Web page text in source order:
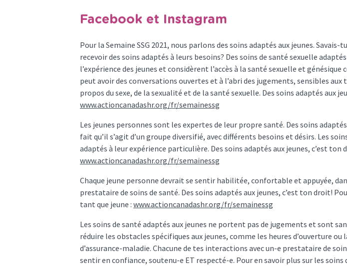
Facebook et Instagram
Pour la Semaine SSG 2021, nous parlons des soins adaptés aux jeunes.
recevoir des soins adaptés à leurs besoins? Des soins de santé sexuelle
l’expérience des jeunes et considèrent l’accès à la santé sexuelle et génésique
peut avoir des conversations ouvertes et à l’abri des jugements, sensibles
propos du sexe, de la sexualité et de la santé sexuelle. Des soins adaptés aux
www.actioncanadashr.org/fr/semainessg
Les jeunes personnes sont les expertes de leur propre santé. Des soins
fait qu’il s’agit d’un groupe diversifié, avec différents besoins et désirs. Les
adaptés à leur expérience particulière. Des soins adaptés aux jeunes, c’est ton
www.actioncanadashr.org/fr/semainessg
Chaque jeune personne devrait se sentir habilitée, confortable et appuyée,
prestataire de soins de santé. Des soins adaptés aux jeunes, c’est ton droit!
tant que jeune : www.actioncanadashr.org/fr/semainessg
Les soins de santé adaptés aux jeunes ne portent pas de jugements et sont
réduire les obstacles spécifiques aux jeunes, comme les heures d’ouverture ou
d’assurance-maladie. Chacune de tes interactions avec un-e prestataire de
sentir en confiance, soutenu-e ET respecté-e. Pour en savoir plus sur les soins